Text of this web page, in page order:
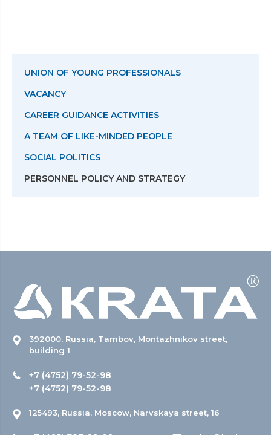
UNION OF YOUNG PROFESSIONALS
VACANCY
CAREER GUIDANCE ACTIVITIES
A TEAM OF LIKE-MINDED PEOPLE
SOCIAL POLITICS
PERSONNEL POLICY AND STRATEGY
392000, Russia, Tambov, Montazhnikov street,
building 1
+7 (4752) 79-52-98
+7 (4752) 79-52-98
125493, Russia, Moscow, Narvskaya street, 16